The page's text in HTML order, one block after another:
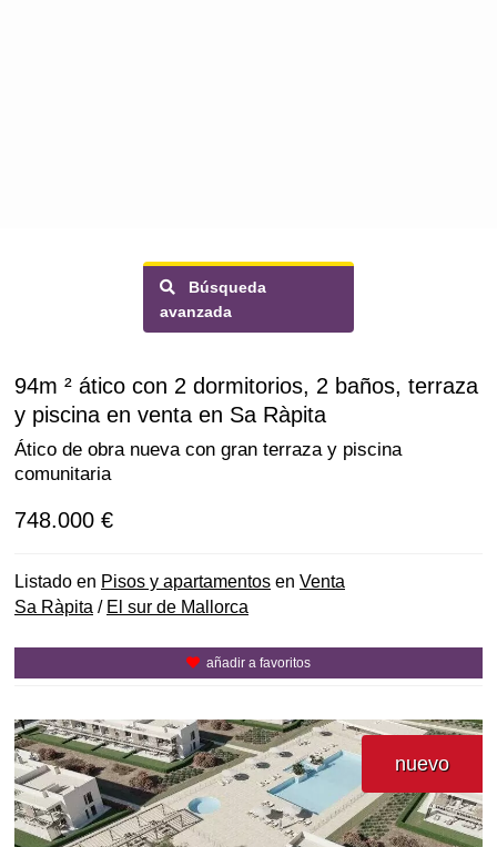
Búsqueda
avanzada
94m ² ático con 2 dormitorios, 2 baños, terraza
y piscina en venta en Sa Ràpita
Ático de obra nueva con gran terraza y piscina
comunitaria
748.000 €
Listado en Pisos y apartamentos en Venta
Sa Ràpita / El sur de Mallorca
añadir a favoritos
nuevo